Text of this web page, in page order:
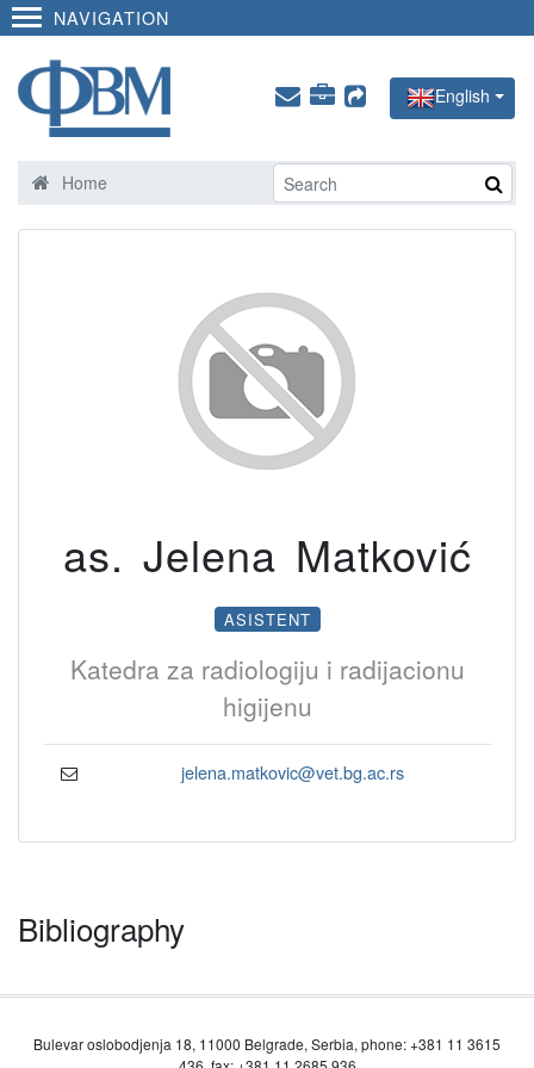
NAVIGATION
English
Home
as. Jelena Matković
ASISTENT
Katedra za radiologiju i radijacionu
higijenu
jelena.matkovic@vet.bg.ac.rs
Bibliography
Bulevar oslobodjenja 18, 11000 Belgrade, Serbia, phone: +381 11 3615